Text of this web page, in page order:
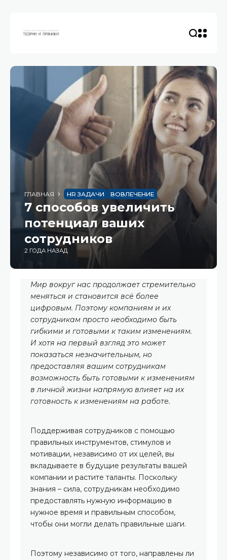
ГЛАВНАЯ HR ЗАДАЧИ ВОВЛЕЧЕНИЕ
7 способов увеличить
потенциал ваших
сотрудников
2 ГОДА НАЗАД
Мир вокруг нас продолжает стремительно
меняться и становится всё более
цифровым. Поэтому компаниям и их
сотрудникам просто необходимо быть
гибкими и готовыми к таким изменениям.
И хотя на первый взгляд это может
показаться незначительным, но
предоставляя вашим сотрудникам
возможность быть готовыми к изменениям
в личной жизни напрямую влияет на их
готовность к изменениям на работе.
Поддерживая сотрудников с помощью
правильных инструментов, стимулов и
мотивации, независимо от их целей, вы
вкладываете в будущие результаты вашей
компании и растите таланты. Поскольку
знания – сила, сотрудникам необходимо
предоставлять нужную информацию в
нужное время и правильным способом,
чтобы они могли делать правильные шаги.
Поэтому независимо от того, направлены ли